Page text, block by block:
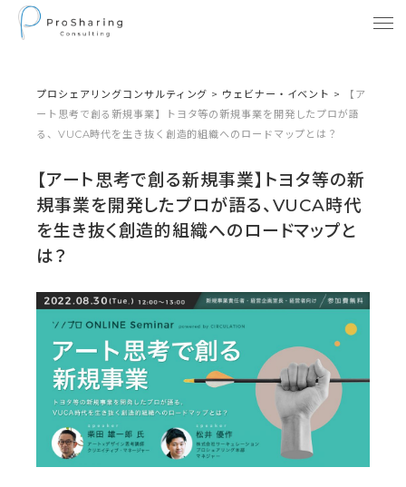
プロシェアリングコンサルティング > ウェビナー・イベント >
【ア
ート思考で創る新規事業】トヨタ等の新規事業を開発したプロが語
る、VUCA時代を生き抜く創造的組織へのロードマップとは？
【アート思考で創る新規事業】トヨタ等の新
規事業を開発したプロが語る、VUCA時代
を生き抜く創造的組織へのロードマップと
は？